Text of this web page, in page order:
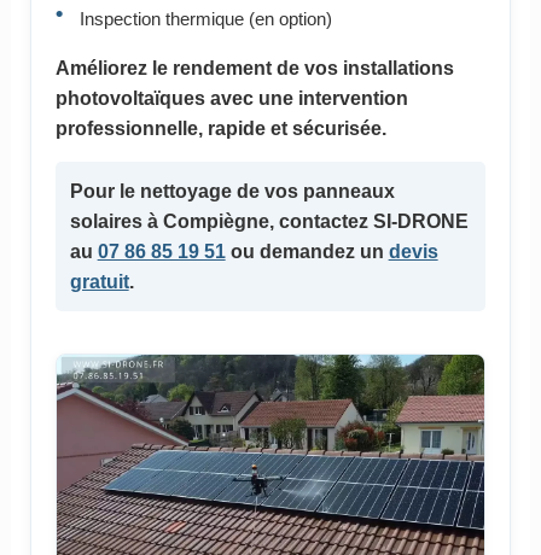
Inspection thermique (en option)
Améliorez le rendement de vos installations
photovoltaïques avec une intervention
professionnelle, rapide et sécurisée.
Pour le nettoyage de vos panneaux
solairesà Compiègne, contactez SI-DRONE
au 07 86 85 19 51ou demandez un devis
gratuit.